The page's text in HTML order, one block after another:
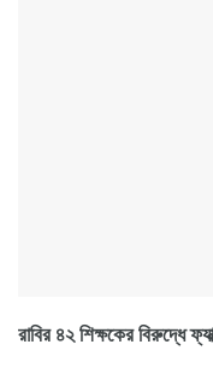
রাবির ৪২ শিক্ষকের বিরুদ্ধে